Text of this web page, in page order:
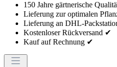
150 Jahre gärtnerische
Lieferung zur optimalen
Lieferung an DHL-
Kostenloser Rückversand ✔
Kauf auf Rechnung ✔